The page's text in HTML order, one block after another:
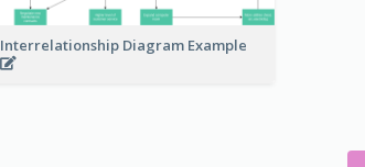
Interrelationship Diagram Example